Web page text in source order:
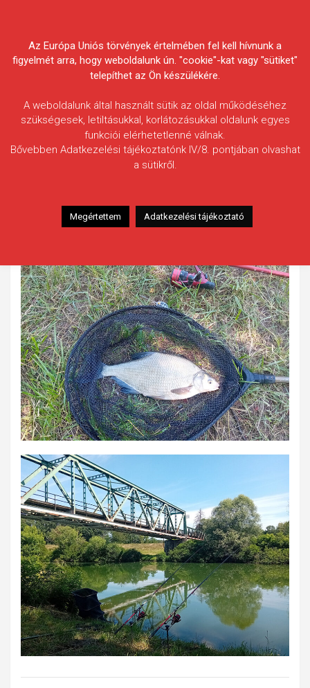
Egyesületek Szövetsége
Moldován Ferenc
Halfaj: Dévérkeszeg
Fogott hal adatai: 1,13 kg / 41 cm
Az Európa Uniós törvények értelmében fel kell hívnunk a
figyelmét arra, hogy weboldalunk ún. "cookie"-kat vagy "sütiket"
telepíthet az Ön készülékére.
A weboldalunk által használt sütik az oldal működéséhez
szükségesek, letiltásukkal, korlátozásukkal oldalunk egyes
funkciói elérhetetlenné válnak.
Bővebben Adatkezelési tájékoztatónk IV/8. pontjában olvashat
a sütikről.
Megértettem Adatkezelési tájékoztató